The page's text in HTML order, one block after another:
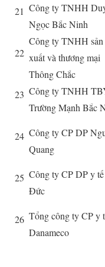
21 Công ty TNHH
Ngọc Bắc Ninh
22
Công ty TNHH sản
xuất và thương mại
Thông Chắc
23 Công ty TNHH
Trường Mạnh Bắc
24 Công ty CP DP
Quang
25 Công ty CP DP y
Đức
26 Tổng công ty CP y
Danameco